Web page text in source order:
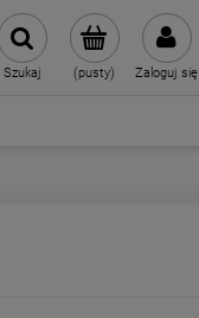
(pusty) Zaloguj się
Szukaj